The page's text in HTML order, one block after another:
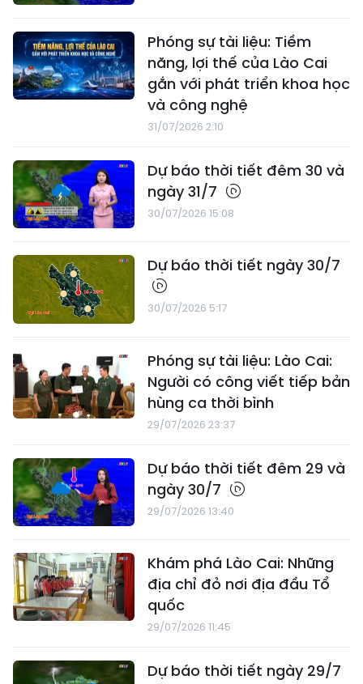
Phóng sự tài liệu: Tiềm
năng, lợi thế của Lào Cai
gắn với phát triển khoa học
và công nghệ
31/07/2026 2:10
Dự báo thời tiết đêm 30 và
ngày 31/7
30/07/2026 15:08
Dự báo thời tiết ngày 30/7
30/07/2026 5:17
Phóng sự tài liệu: Lào Cai:
Người có công viết tiếp bản
hùng ca thời bình
29/07/2026 23:37
Dự báo thời tiết đêm 29 và
ngày 30/7
29/07/2026 13:40
Khám phá Lào Cai: Những
địa chỉ đỏ nơi địa đầu Tổ
quốc
29/07/2026 11:45
Dự báo thời tiết ngày 29/7